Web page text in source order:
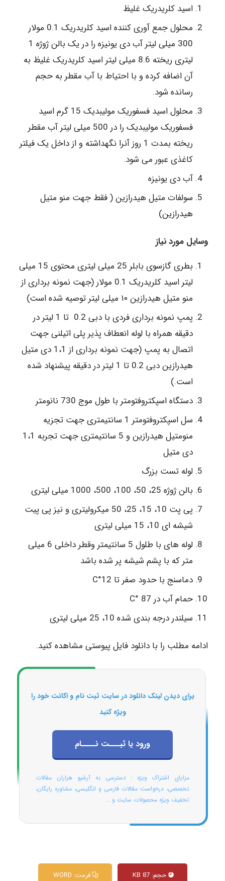
اسید کلریدریک غلیظ
محلول جمع آوری کننده اسید کلریدریک 0.1 مولار
300 میلی لیتر آب دی یونیزه را در یک بالن ژوژه 1
لیتری ریخته 8.6 میلی لیتر اسید کلریدریک غلیظ به
آن اضافه کرده و با احتیاط با آب مقطر به حجم
رسانده شود.
محلول اسید فسفوریک مولیبدیک 15 گرم اسید
فسفوریک مولیبدیک را در 500 میلی لیتر آب مقطر
ریخته بمدت 1 روز آنرا نگهداشته و از داخل یک فیلتر
کاغذی عبور می شود.
آب دی یونیزه
سولفات متیل هیدرازین ( فقط جهت منو متیل
هیدرازین)
وسایل مورد نیاز
بطری گازسوی بابلر 25 میلی لیتری محتوی 15 میلی
لیتر اسید کلریدریک 0.1 مولار (جهت نمونه برداری از
منو متیل هیدرازین ۱۰ میلی لیتر توصیه شده است)
پمپ نمونه برداری فردی با دبی 0.2 تا 1 لیتر در
دقیقه همراه با لوله انعطاف پذیر پلی اتیلنی جهت
اتصال به پمپ (جهت نمونه برداری از 1،1 دی متیل
هیدرازین دبی 0.2 تا 1 لیتر در دقیقه پیشنهاد شده
است.)
دستگاه اسپکتروفتومتر با طول موج 730 نانومتر
سل اسپکتروفتومتر 1 سانتیمتری جهت تجزیه
منومتیل هیدرازین و 5 سانتیمتری جهت تجربه 1،1
دی متیل
لوله تست بزرگ
بالن ژوژه 25، 50، 100، 500، 1000 میلی لیتری
پی پت 10، 15، 25، 50 میکرولیتری و نیز پی پیت
شیشه ای 10، 15 میلی لیتری
لوله های با طلول 5 سانتیمتر وقطر داخلی 6 میلی
متر که با پشم شیشه پر شده باشد
دماسنج با حدود صفر تا C°12
حمام آب در C° 87
سیلندر درجه بندی شده 10، 25 میلی لیتری
ادامه مطلب را با دانلود فایل پیوستی مشاهده کنید.
برای دیدن لینک دانلود در سایت ثبت نام و اکانت خود را
ویژه کنید
ورود یا ثبـــت نــــام
مزایای اشتراک ویژه : دسترسی به آرشیو هزاران مقالات
تخصصی، درخواست مقالات فارسی و انگلیسی، مشاوره رایگان،
تخفیف ویژه محصولات سایت و ...
حجم: 87 KB فرمت: WORD